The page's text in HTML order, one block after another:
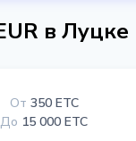
в Луцке
От 350 ETC
До 15 000 ETC